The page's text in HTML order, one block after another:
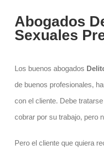
Abogados
Sexuales
Los buenos abogados
de buenos profesionales,
con el cliente. Debe
cobrar por su trabajo, pero
Pero el cliente que quiera